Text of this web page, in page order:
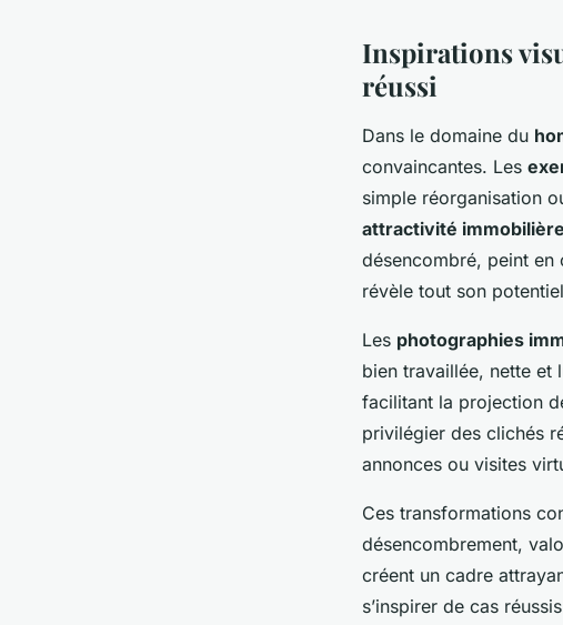
Inspirations
réussi
Dans le domaine du
convaincantes. Les
simple réorganisation
attractivité immobilière
désencombré, peint en
révèle tout son
Les photographies
bien travaillée, nette et
facilitant la projection
privilégier des clichés
annonces ou visites
Ces transformations
désencombrement,
créent un cadre
s’inspirer de cas